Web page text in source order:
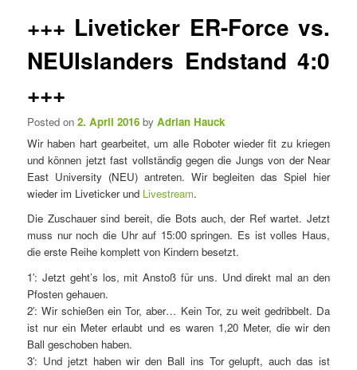
i
e
v
i
g
a
i
o
n
+++ Liveticker ER-Force vs.
NEUIslanders Endstand 4:0
+++
Posted on2. April 2016 byAdrian Hauck
Wir haben hart gearbeitet, um alle Roboter wieder fit zu kriegen
und können jetzt fast vollständig gegen die Jungs von der Near
East University (NEU) antreten. Wir begleiten das Spiel hier
wieder im Liveticker und Livestream.
Die Zuschauer sind bereit, die Bots auch, der Ref wartet. Jetzt
muss nur noch die Uhr auf 15:00 springen. Es ist volles Haus,
die erste Reihe komplett von Kindern besetzt.
1′: Jetzt geht’s los, mit Anstoß für uns. Und direkt mal an den
Pfosten gehauen.
2′: Wir schießen ein Tor, aber… Kein Tor, zu weit gedribbelt. Da
ist nur ein Meter erlaubt und es waren 1,20 Meter, die wir den
Ball geschoben haben.
3′: Und jetzt haben wir den Ball ins Tor gelupft, auch das ist